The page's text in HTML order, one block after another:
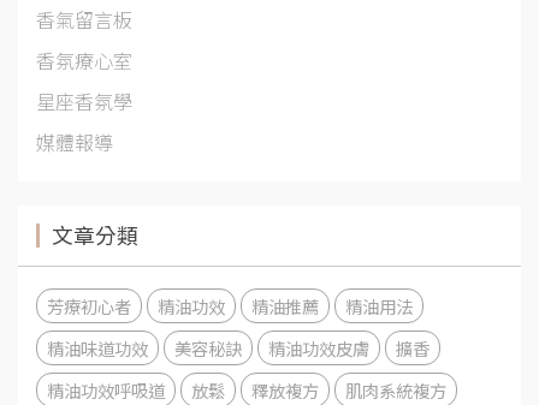
香氣留言板
香氛療心室
星座香氛學
媒體報導
文章分類
芳療初心者 精油功效 精油推薦
精油用法
精油味道功效
美容秘訣 精油功效皮膚
擴香
精油功效呼吸道
放鬆 釋放複方
肌肉系統複方